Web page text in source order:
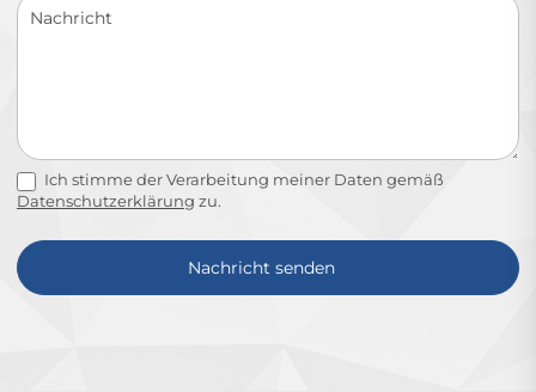
Ich stimme der Verarbeitung meiner Daten gemäß
Datenschutzerklärung zu.
Nachricht senden